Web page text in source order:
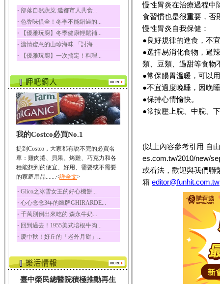
豆豉裡頭含有營養的蛋
白質、脂肪、鈣、磷...
榛果
榛果裡所含的營養素有
蛋白質、脂肪、醣類...
迷迭香
酸、迷迭香酸、植物...
咖啡
咖啡中的咖啡因會刺激
中樞神經系統，特別...
椰子
椰子含有糖類、脂肪、
荔枝
荔枝性質溫和所含的營
養素有醣類、檸檬酸...
五味子
五味子性質溫熱所含營
養成分有揮發油、檸...
草魚
草魚含有維生素A、維生
素C、及豐富的蛋白...
‧ 部落自然蔬菜 邀都市人共食...
‧ 色香味俱全！冬季不能錯過的...
‧ 【優雅玩廚】冬季健康輕鬆補...
‧ 濃情蜜意的山珍海味 「討海...
‧ 【優雅玩廚】一次搞定！料理...
我的Costco必買No.1
提到Costco，大家都有說不完的必買名
單：雞肉捲、貝果、烤雞、巧克力和各
種能想到的便宜、好用、需要或不需要
的家庭用品.......<詳全文>
‧ Glico之冰雪女王的好心機餅...
‧ 心心念念3年的鷹牌GHIRARDE...
‧ 千萬別倒出來吃的 森永牛奶...
‧ 回到過去！1955美式培根牛肉...
‧ 慶中秋！好丘的「老外月餅」...
臺中榮民總醫院積極推動再生
慢性胃炎在治療過程中
食習慣也是很重要，否
慢性胃炎自我保健：
●良好規律的進食，不
●選擇易消化食物，過
類、豆類、過甜等食物
●常保腸胃溫暖，可以
●不宜過度晚睡，因晚
●保持心情愉快。
●常按壓上脘、中脘、
(以上內容參考引用 自
es.com.tw/2010/new/
或看法，歡迎與我們聯
箱 editor@funhit.com.tw